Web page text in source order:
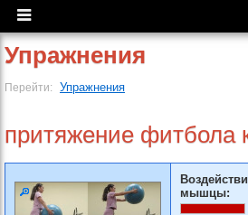
Упражнения
Перейти: Упражнения
притяжение фитбола
мышцы: